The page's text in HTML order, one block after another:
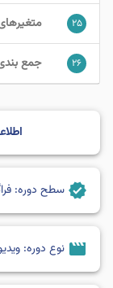
۲۵
۲۶ جمع بندی
verified سطح دوره:
movie نوع دوره: